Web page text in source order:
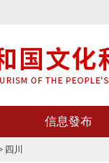
信息發布
四川